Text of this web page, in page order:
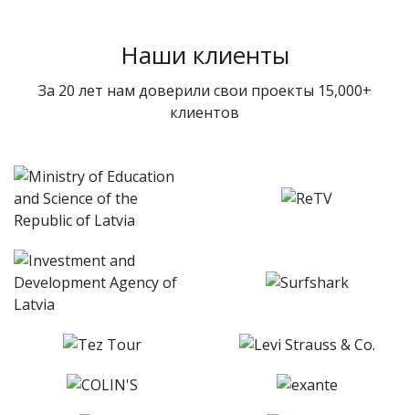
Наши клиенты
За 20 лет нам доверили свои проекты 15,000+
клиентов